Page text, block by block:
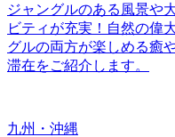
ジャングルのある風景や
ビティが充実！自然の偉
グルの両方が楽しめる癒
滞在をご紹介します。
九州・沖縄